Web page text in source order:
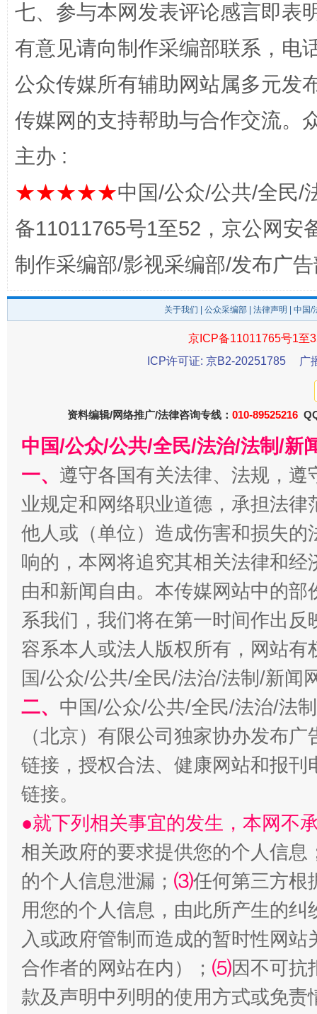
从幼
全民健身五年计划来了！等你上场
阿坝州三大球赛在茂县开幕 规模
国家大学科技园优化重塑工作
七、参与本网发表评论感言即表
有意见请向制作采编部联系，电
公众传媒所有辅助网站属多元发
传媒网的支持帮助与合作交流。
主办 :
★★★★★中国/公众/公共/全民/
备11011765号1至52，京公网安
制作采编部/影视采编部/发布广
关于我们 公众采编部 法律声明 | 中国
京ICP备11011765号1至
ICP许可证: 京B2-20251785
广
资料编辑/网络推广/法律咨询专线： 010-89525216
中国/公众/公共/全民/法治/法制/新
一、 遵守各国有关法律、法规，
业规定和网络职业道德，承担法
他人或（单位）造成伤害和损失
响的，本网将追究其相关法律和
由和新闻自由。本传媒网站中的
系我们，我们将在第一时间作出
容系本人或法人版权所有，网站
国/公众/公共/全民/法治/法制/新闻
二、 中国/公众/公共/全民/法治/法
（北京）有限公司独家协办发布
链接，授权合法、健康网站和报
链接。
●就下列相关事宜的发生，本网不
相关政府的要求提供您的个人信息
的个人信息泄漏； ⑶任何第三方根
用您的个人信息，由此所产生的纠
入或政府管制而造成的暂时性网
合作者的网站在内）； ⑸因不可抗
款及声明中列明的使用方式或免责